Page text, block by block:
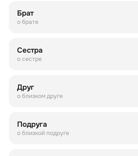
Брат
о брате
Сестра
о сестре
Друг
о близком друге
Подруга
о близкой подруге